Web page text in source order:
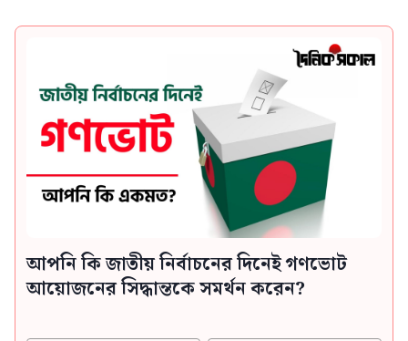
আপনি কি জাতীয় নির্বাচনের দিনেই গণভোট
আয়োজনের সিদ্ধান্তকে সমর্থন করেন?